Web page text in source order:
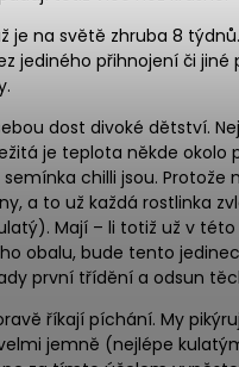
je na světě zhruba 8
jediného přihnojení či
dost divoké dětství.
je teplota někde
chilli jsou.
a to už každá rostlinka
Mají – li totiž už v
obalu, bude tento
první třídění a odsun
říkají píchání. My
jemně (nejlépe